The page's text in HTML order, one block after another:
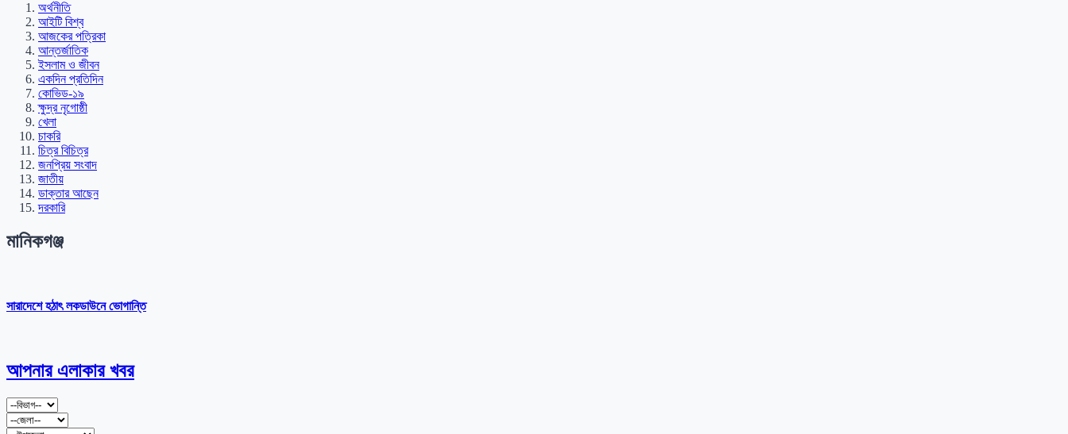
অর্থনীতি
আইটি বিশ্ব
আজকের পত্রিকা
আন্তর্জাতিক
ইসলাম ও জীবন
একদিন প্রতিদিন
কোভিড-১৯
ক্ষুদ্র নৃগোষ্ঠী
খেলা
চাকরি
চিত্র বিচিত্র
জনপ্রিয় সংবাদ
জাতীয়
ডাক্তার আছেন
দরকারি
মানিকগঞ্জ
সারাদেশে হঠাৎ লকডাউনে ভোগান্তি
আপনার এলাকার খবর